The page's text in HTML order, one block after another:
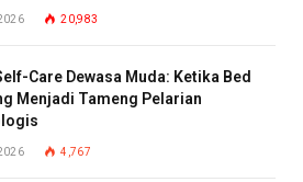
20,983
Care Dewasa Muda: Ketika Bed
Menjadi Tameng Pelarian
4,767